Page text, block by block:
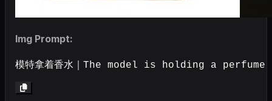
Img Prompt:
模特拿着香水｜The model is holding a perfume